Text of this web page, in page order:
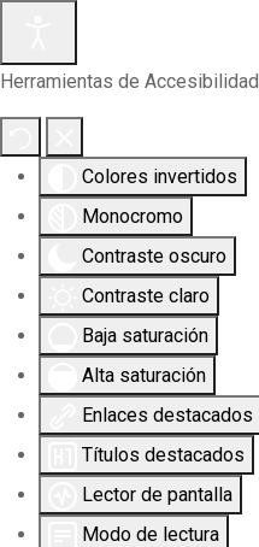
Herramientas de Accesibilidad
Colores invertidos
Monocromo
Contraste oscuro
Contraste claro
Baja saturación
Alta saturación
Enlaces destacados
Títulos destacados
Lector de pantalla
Modo de lectura